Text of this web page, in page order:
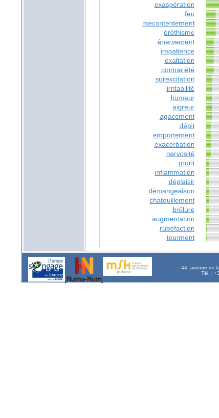
exaspération
feu
mécontentement
éréthisme
énervement
impatience
exaltation
contrariété
surexcitation
irritabilité
humeur
aigreur
agacement
dépit
emportement
exacerbation
nervosité
prurit
inflammation
déplaisir
démangeaison
chatouillement
brûlure
augmentation
rubéfaction
tourment
44, avenue de
Tél. :